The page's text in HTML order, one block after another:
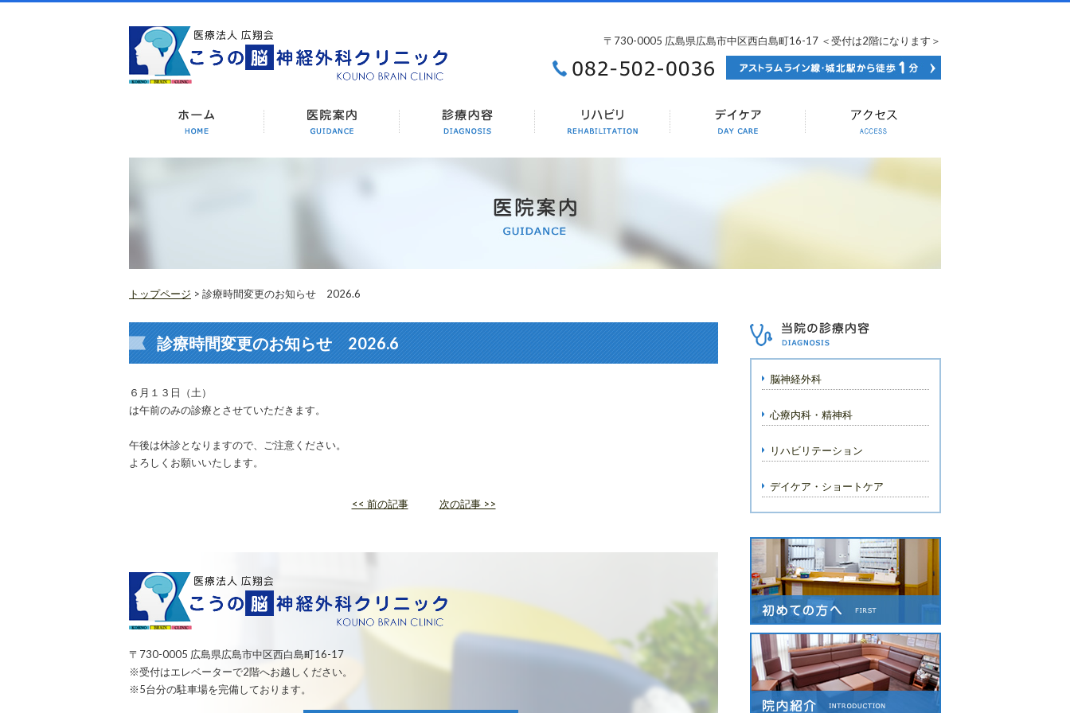
〒730-0005 広島県広島市中区西白島町16-17 ＜受付は2階になります＞
082-502-0036
トップページ > 診療時間変更のお知らせ 2026.6
診療時間変更のお知らせ 2026.6
６月１３日（土）
は午前のみの診療とさせていただきます。
午後は休診となりますので、ご注意ください。
よろしくお願いいたします。
<< 前の記事 次の記事 >>
こうの脳神経外科クリニック
〒730-0005 広島県広島市中区西白島町16-17
※受付はエレベーターで2階へお越しください。
※5台分の駐車場を完備しております。
脳神経外科
心療内科・精神科
リハビリテーション
デイケア・ショートケア